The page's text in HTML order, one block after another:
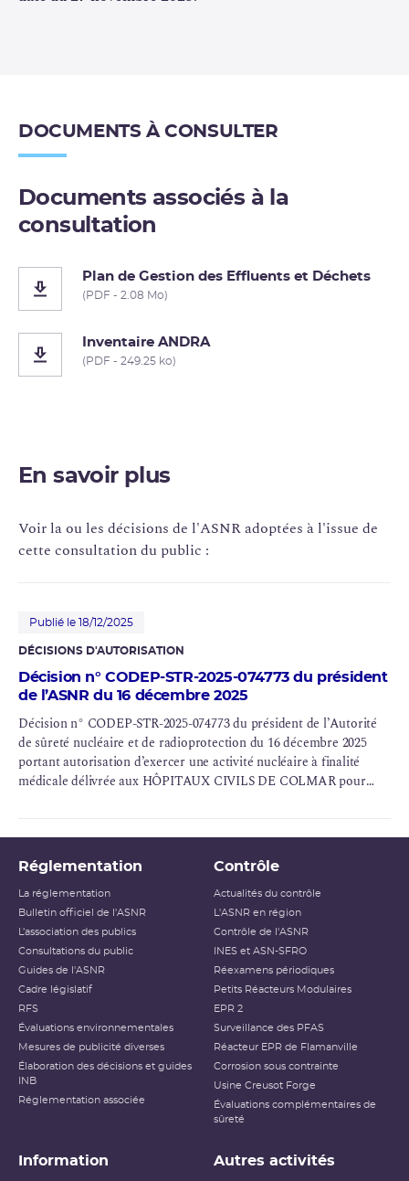
DOCUMENTS À CONSULTER
Documents associés à la
consultation
Plan de Gestion des Effluents et Déchets
(PDF - 2.08 Mo)
Inventaire ANDRA
(PDF - 249.25 ko)
En savoir plus
Voir la ou les décisions de l'ASNR adoptées à l'issue de
cette consultation du public :
Publié le 18/12/2025
DÉCISIONS D'AUTORISATION
Décision n° CODEP-STR-2025-074773 du président
de l’ASNR du 16 décembre 2025
Décision n° CODEP-STR-2025-074773 du président de l’Autorité
de sûreté nucléaire et de radioprotection du 16 décembre 2025
portant autorisation d’exercer une activité nucléaire à finalité
médicale délivrée aux HÔPITAUX CIVILS DE COLMAR pour
Réglementation
La réglementation
Bulletin officiel de l'ASNR
L’association des publics
Consultations du public
Guides de l'ASNR
Cadre législatif
RFS
Évaluations environnementales
Mesures de publicité diverses
Élaboration des décisions et guides
INB
Réglementation associée
Contrôle
Actualités du contrôle
L'ASNR en région
Contrôle de l'ASNR
INES et ASN-SFRO
Réexamens périodiques
Petits Réacteurs Modulaires
EPR 2
Surveillance des PFAS
Réacteur EPR de Flamanville
Corrosion sous contrainte
Usine Creusot Forge
Évaluations complémentaires de
sûreté
Information Autres activités